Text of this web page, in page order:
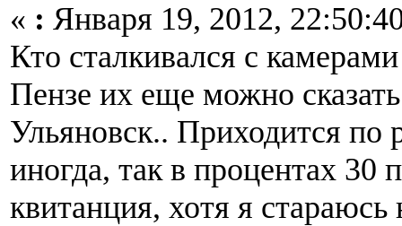
« : Января 19, 2012,
Кто сталкивался с
Пензе их еще можно
Ульяновск.. Приходится по
иногда, так в процентах 30
квитанция, хотя я